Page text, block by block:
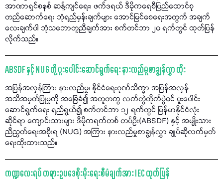
အာဏာရှင်စနစ် ဆန့်ကျင်ရေး၊ ဖက်ဒရယ် ဒီမိုကရေစီပြည်ထောင်စု
တည်ဆောက်ရေး ဘုံရည်မှန်းချက်များ အောင်မြင်စေရေးအတွက် အချက်
လေးချက်ပါ ဘုံသဘောတူညီချက်အား စက်တင်ဘာ ၂၀ ရက်တွင် ထုတ်ပြန်
လိုက်သည်။
ABSDF နှင့် NUG တို့ ပူးပေါင်းဆောင်ရွက်ရေး နားလည်မှုစာချွန်လွှာ ထိုး
အပြန်အလှန်ကြား နားလည်မှု၊ နိုင်ငံရေးဂုဏ်သိက္ခာ အပြန်အလှန်
အသိအမှတ်ပြုမှုကို အခြေခံ၍ အတူတကွ လက်တွဲတိုက်ပွဲဝင် ပူးပေါင်း
ဆောင်ရွက်ရေး ရည်ရွယ်၍ စက်တင်ဘာ ၁၂ ရက်တွင် မြန်မာနိုင်ငံလုံး
ဆိုင်ရာ ကျောင်းသားများ ဒီမိုကရက်တစ် တပ်ဦး(ABSDF) နှင့် အမျိုးသား
ညီညွတ်ရေးအစိုးရ (NUG) အကြား နားလည်မှုစာချွန်လွှာ ချုပ်ဆိုလက်မှတ်
ရေးထိုးထားသည်။
ကဏ္ဍလေးရပ် တရားဥပဒေစိုးမိုးရေးစီမံချက်အား IEC ထုတ်ပြန်